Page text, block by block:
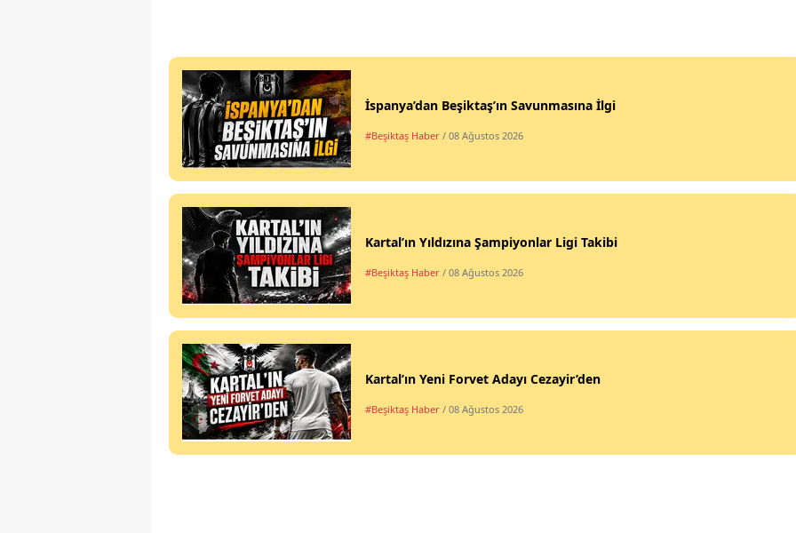
İspanya’dan Beşiktaş’ın Savunmasına İlgi
#Beşiktaş Haber / 08 Ağustos 2026
Kartal’ın Yıldızına Şampiyonlar Ligi Takibi
#Beşiktaş Haber / 08 Ağustos 2026
Kartal’ın Yeni Forvet Adayı Cezayir’den
#Beşiktaş Haber / 08 Ağustos 2026